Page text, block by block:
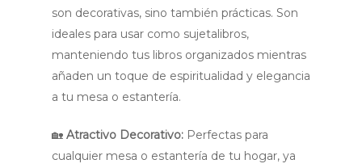
son decorativas, sino también prácticas. Son
ideales para usar como sujetalibros,
manteniendo tus libros organizados mientras
añaden un toque de espiritualidad y elegancia
a tu mesa o estantería.
🏡 Atractivo Decorativo: Perfectas para
cualquier mesa o estantería de tu hogar, ya